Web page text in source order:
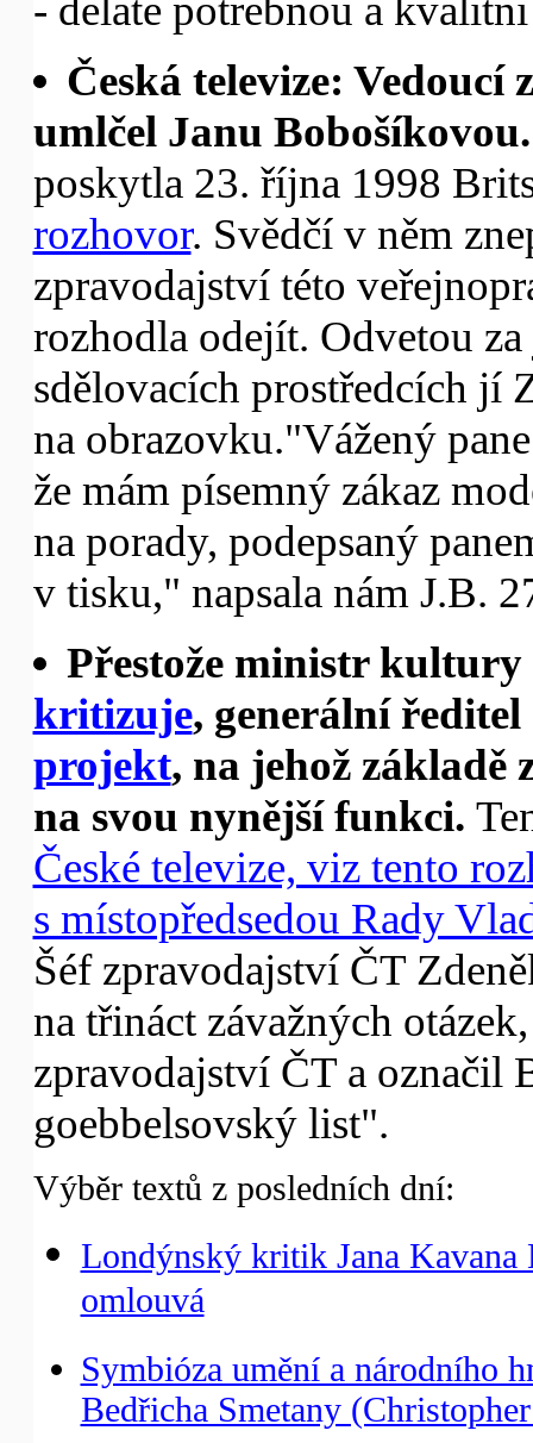
Česká televize:
umlčel Janu Bobošíkovou.
poskytla 23. října 1998
rozhovor. Svědčí v něm
zpravodajství této
rozhodla odejít. Odvetou
sdělovacích prostředcích jí
na obrazovku."Vážený
že mám písemný zákaz
na porady, podepsaný
v tisku," napsala nám J.B.
Přestože ministr kultury
kritizuje, generální
projekt, na jehož základě
na svou nynější funkci.
České televize, viz tento
s místopředsedou Rady
Šéf zpravodajství ČT
na třináct závažných
zpravodajství ČT a označil
goebbelsovský list".
Výběr textů z posledních dní:
Londýnský kritik Jana Kavana
omlouvá
Symbióza umění a národního
Bedřicha Smetany